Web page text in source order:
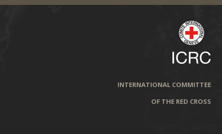
INTERNATIONAL COMMITTEE
OF THE RED CROSS